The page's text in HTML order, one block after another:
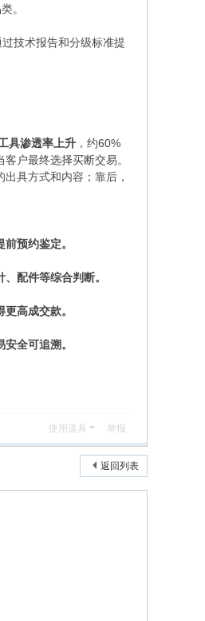
。
技术报告和分级标准提
具渗透率上升 ，约60%
户最终选择买断交易。
具方式和内容；靠后，
预约鉴定。
配件等综合判断。
高成交款。
全可追溯。
使用道具 举报
返回列表